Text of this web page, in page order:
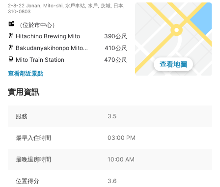
2-8-22 Jonan, Mito-shi, 水戶車站, 水戶, 茨城, 日本,
310-0803
（位於市中心）
Hitachino Brewing Mito
390公尺
Bakudanyakihonpo Mitoopaten
410公尺
Mito Train Station
470公尺
查看鄰近景點
查看地圖
實用資訊
服務 3.5
最早入住時間 03:00 PM
最晚退房時間 10:00 AM
位置得分 3.6